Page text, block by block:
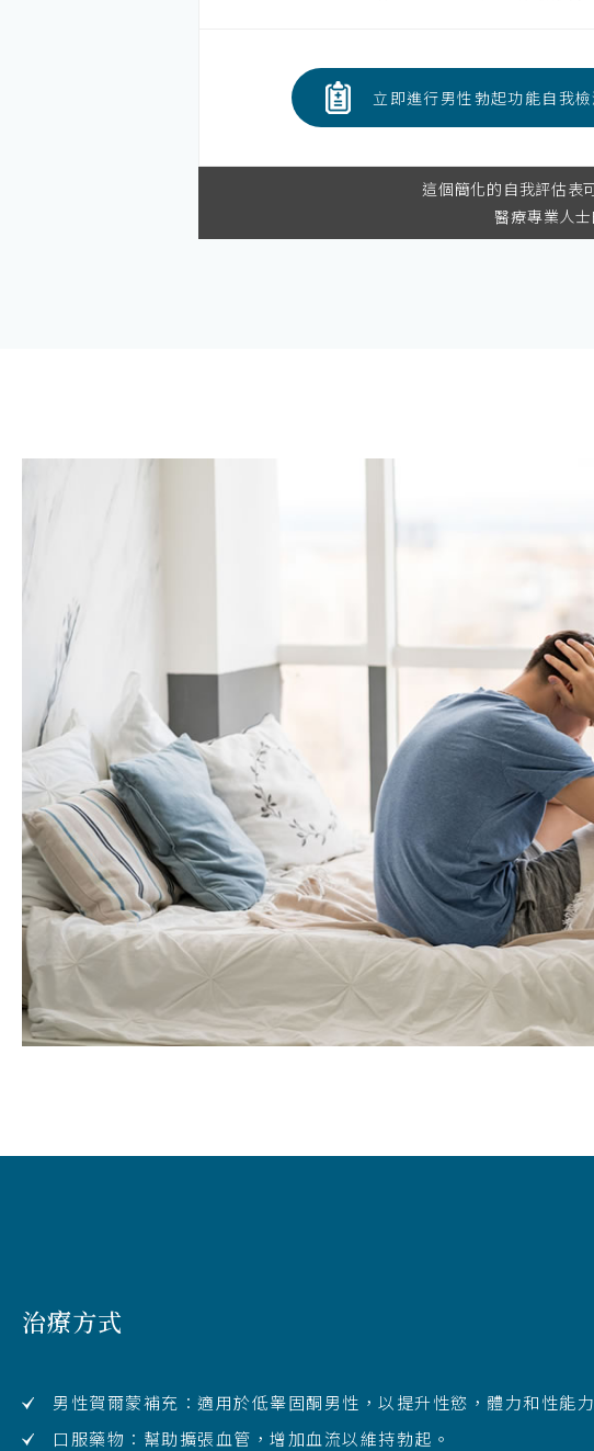
立即進行男性勃起功能自我檢
這個簡化的自我評估表
醫療專業人
治療方式
男性賀爾蒙補充：適用於低睾固酮男性，以提升性慾，體力和性能力
口服藥物：幫助擴張血管，增加血流以維持勃起。